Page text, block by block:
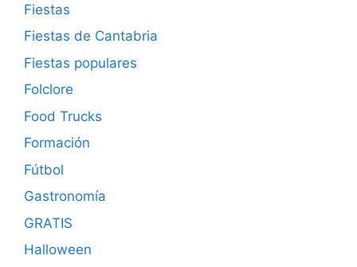
Fiestas
Fiestas de Cantabria
Fiestas populares
Folclore
Food Trucks
Formación
Fútbol
Gastronomía
GRATIS
Halloween